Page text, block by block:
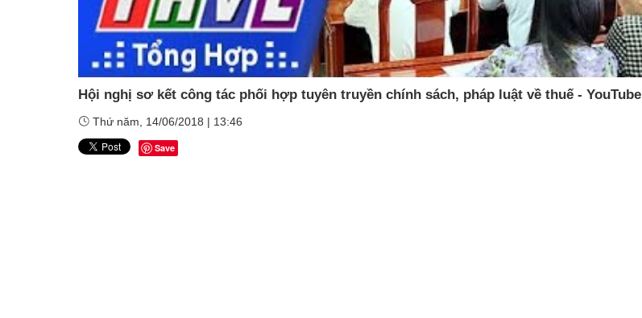
Hội nghị sơ kết công tác phối hợp tuyên truyền chính sách, pháp luật về thuế - YouTube
Thứ năm, 14/06/2018 | 13:46
Save